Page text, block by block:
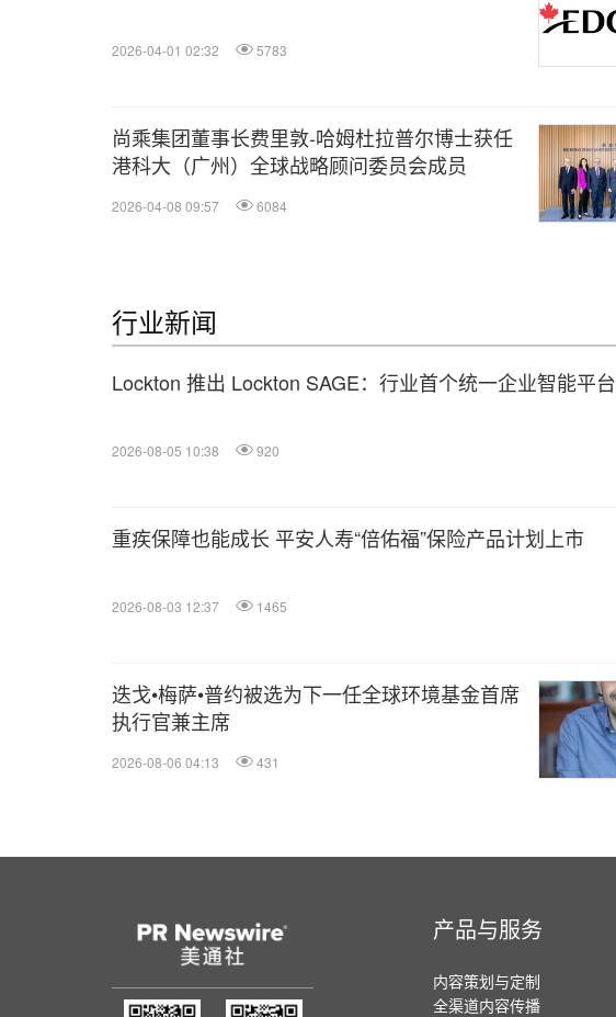
2026-04-01 02:32 5783
尚乘集团董事长费里敦-哈姆杜拉普尔博士获任
港科大（广州）全球战略顾问委员会成员
2026-04-08 09:57 6084
行业新闻
Lockton 推出 Lockton SAGE：行业首个统一企业智能平台
2026-08-05 10:38 920
重疾保障也能成长 平安人寿“倍佑福”保险产品计划上市
2026-08-03 12:37 1465
迭戈•梅萨•普约被选为下一任全球环境基金首席
执行官兼主席
2026-08-06 04:13 431
产品与服务
内容策划与定制
全渠道内容传播